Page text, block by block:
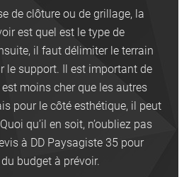
de clôture ou de grillage, la
est quel est le type de
il faut délimiter le terrain
le support. Il est important de
moins cher que les autres
pour le côté esthétique, il peut
qu’il en soit, n’oubliez pas
à DD Paysagiste 35 pour
budget à prévoir.